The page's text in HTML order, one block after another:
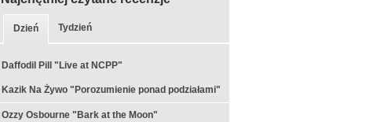
Dzień Tydzień
Daffodil Pill "Live at NCPP"
Kazik Na Żywo "Porozumienie ponad podziałami"
Ozzy Osbourne "Bark at the Moon"